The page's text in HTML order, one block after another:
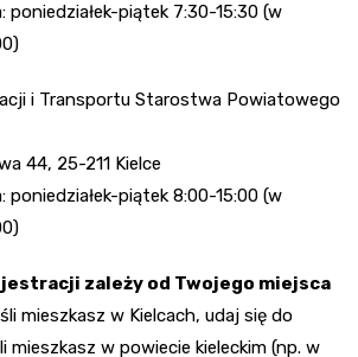
poniedziałek-piątek 7:30-15:30 (w
i Transportu Starostwa Powiatowego
44, 25-211 Kielce
poniedziałek-piątek 8:00-15:00 (w
zależy od Twojego miejsca
mieszkasz w Kielcach, udaj się do
mieszkasz w powiecie kieleckim (np. w